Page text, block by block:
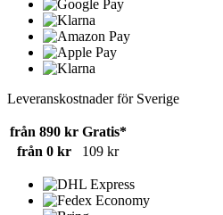
Leveranskostnader för Sverige
från 890 kr Gratis*
från 0 kr
109 kr